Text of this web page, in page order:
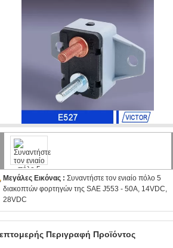
Μεγάλες Εικόνας : Συναντήστε τον ενιαίο πόλο 5
διακοπτών φορτηγών της SAE J553 - 50A, 14VDC,
28VDC
Περιγραφή Προϊόντος